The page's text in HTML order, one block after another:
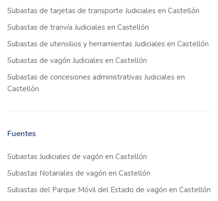
Subastas de tarjetas de transporte Judiciales en Castellón
Subastas de tranvía Judiciales en Castellón
Subastas de utensilios y herramientas Judiciales en Castellón
Subastas de vagón Judiciales en Castellón
Subastas de concesiones administrativas Judiciales en
Castellón
Fuentes
Subastas Judiciales de vagón en Castellón
Subastas Notariales de vagón en Castellón
Subastas del Parque Móvil del Estado de vagón en Castellón